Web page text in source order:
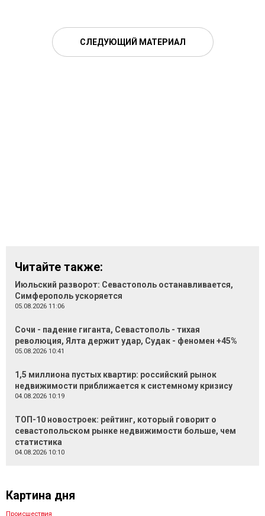
СЛЕДУЮЩИЙ МАТЕРИАЛ
Читайте также:
Июльский разворот: Севастополь останавливается,
Симферополь ускоряется
05.08.2026 11:06
Сочи - падение гиганта, Севастополь - тихая
революция, Ялта держит удар, Судак - феномен +45%
05.08.2026 10:41
1,5 миллиона пустых квартир: российский рынок
недвижимости приближается к системному кризису
04.08.2026 10:19
ТОП-10 новостроек: рейтинг, который говорит о
севастопольском рынке недвижимости больше, чем
статистика
04.08.2026 10:10
Картина дня
Происшествия